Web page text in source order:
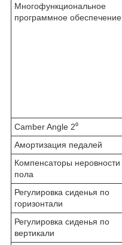
Многофункциональное
программное обеспечение
Camber Angle 2⁰
Амортизация педалей
Компенсаторы неровности
пола
Регулировка сиденья по
горизонтали
Регулировка сиденья по
вертикали